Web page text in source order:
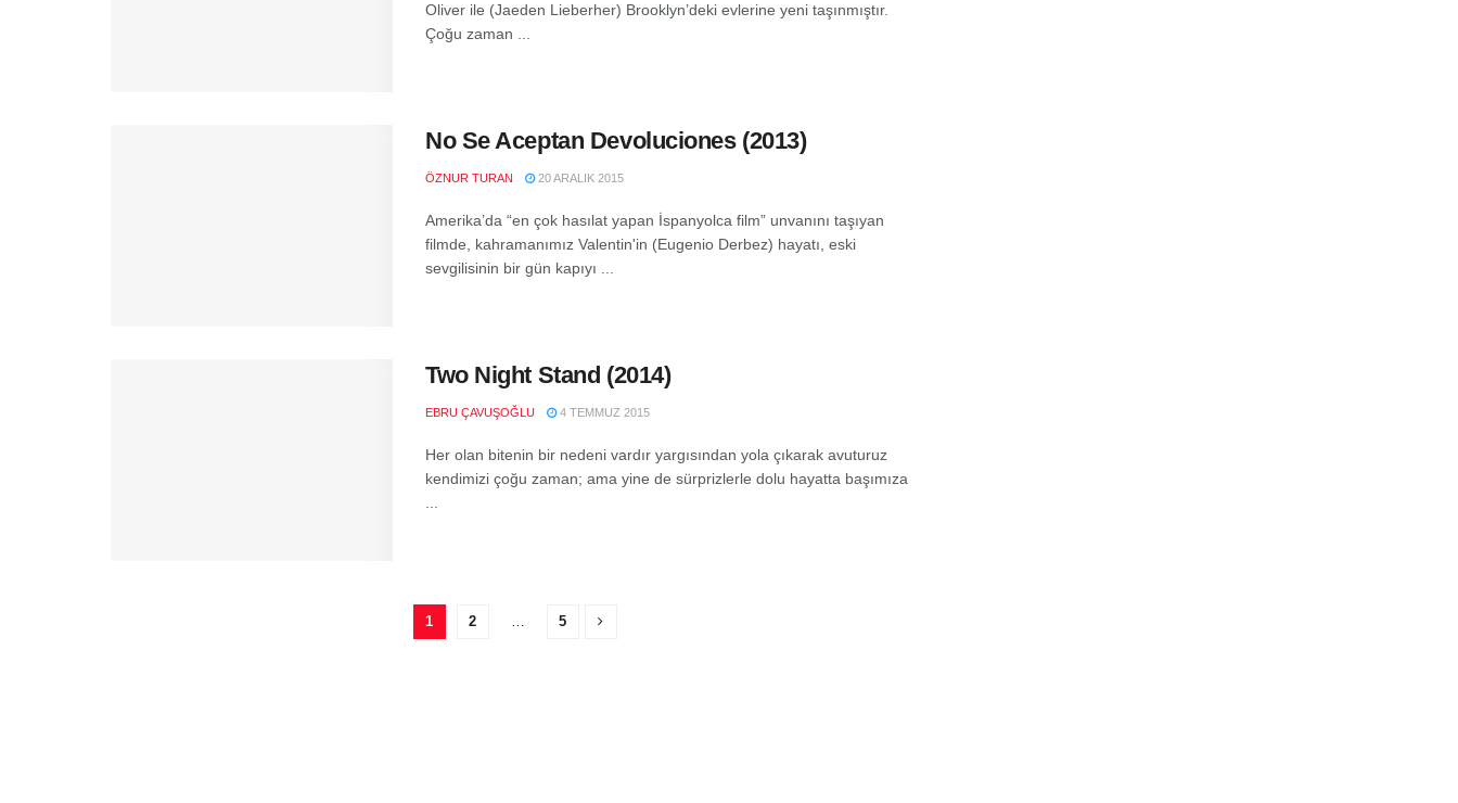
Oliver ile (Jaeden Lieberher) Brooklyn’deki evlerine yeni taşınmıştır.
Çoğu zaman ...
No Se Aceptan Devoluciones (2013)
ÖZNUR TURAN 20 ARALIK 2015
Amerika’da “en çok hasılat yapan İspanyolca film” unvanını taşıyan
filmde, kahramanımız Valentin'in (Eugenio Derbez) hayatı, eski
sevgilisinin bir gün kapıyı ...
Two Night Stand (2014)
EBRU ÇAVUŞOĞLU 4 TEMMUZ 2015
Her olan bitenin bir nedeni vardır yargısından yola çıkarak avuturuz
kendimizi çoğu zaman; ama yine de sürprizlerle dolu hayatta başımıza
1 2 5